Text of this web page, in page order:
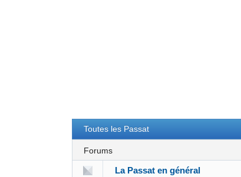
Toutes les Passat
Forums
La Passat en général